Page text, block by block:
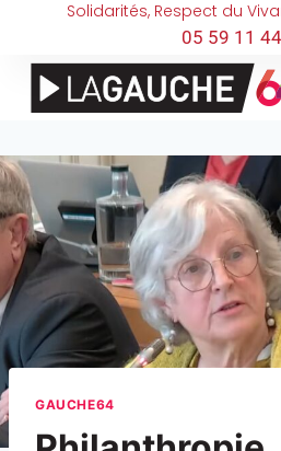
Solidarités, Respect du
05 59 11
GAUCHE64